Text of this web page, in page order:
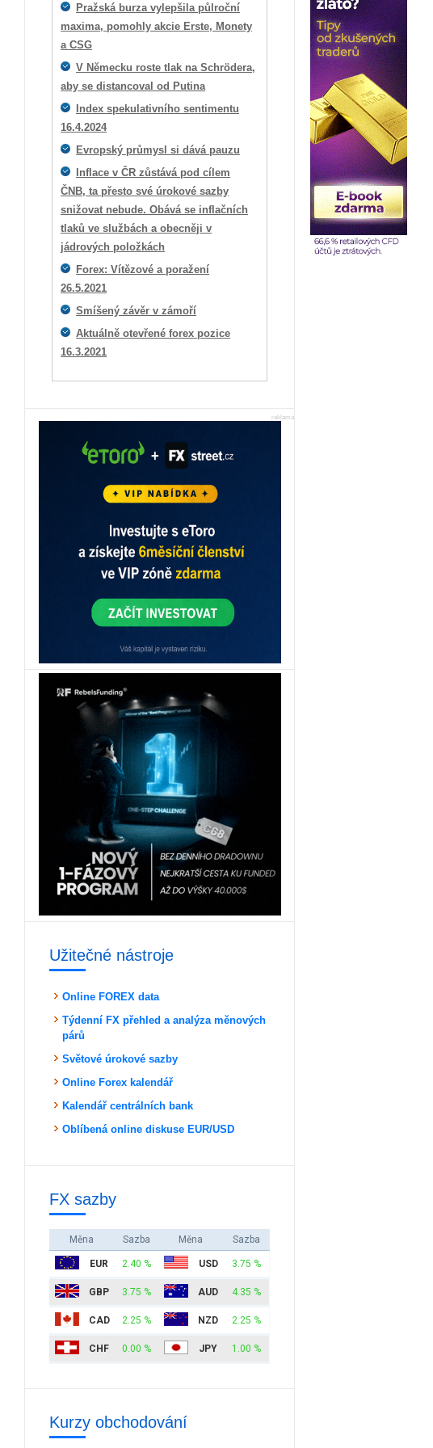
Pražská burza vylepšila půlroční
maxima, pomohly akcie Erste, Monety
a CSG
V Německu roste tlak na Schrödera,
aby se distancoval od Putina
Index spekulativního sentimentu
16.4.2024
Evropský průmysl si dává pauzu
Inflace v ČR zůstává pod cílem
ČNB, ta přesto své úrokové sazby
snižovat nebude. Obává se inflačních
tlaků ve službách a obecněji v
jádrových položkách
Forex: Vítězové a poražení
26.5.2021
Smíšený závěr v zámoří
Aktuálně otevřené forex pozice
16.3.2021
reklama
Užitečné nástroje
Online FOREX data
Týdenní FX přehled a analýza měnových
párů
Světové úrokové sazby
Online Forex kalendář
Kalendář centrálních bank
Oblíbená online diskuse EUR/USD
FX sazby
Měna Sazba Měna Sazba
EUR 2.40 % USD 3.75 %
GBP 3.75 % AUD 4.35 %
CAD 2.25 % NZD 2.25 %
CHF 0.00 % JPY 1.00 %
Kurzy obchodování